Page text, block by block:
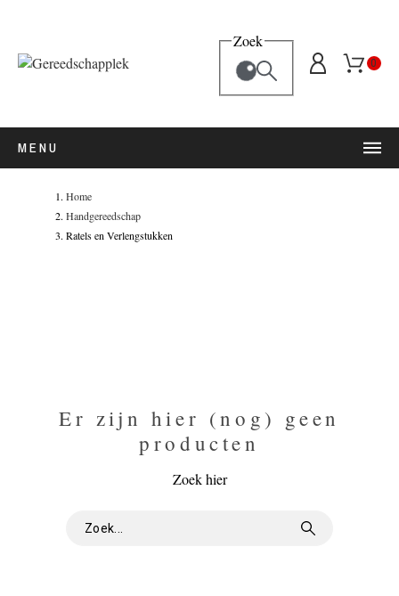
Zoek
0
MENU
Home
Handgereedschap
Ratels en Verlengstukken
Er zijn hier (nog) geen
producten
Zoek hier